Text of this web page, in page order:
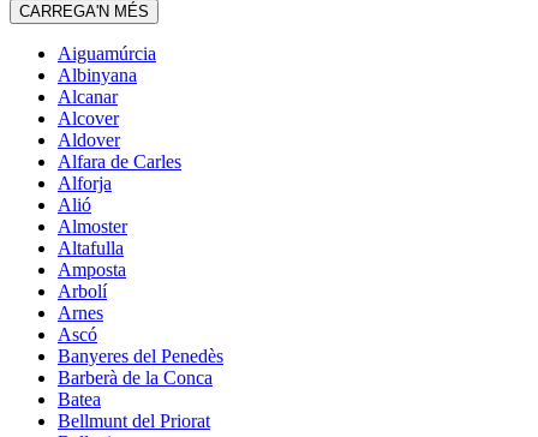
CARREGA'N MÉS
Aiguamúrcia
Albinyana
Alcanar
Alcover
Aldover
Alfara de Carles
Alforja
Alió
Almoster
Altafulla
Amposta
Arbolí
Arnes
Ascó
Banyeres del Penedès
Barberà de la Conca
Batea
Bellmunt del Priorat